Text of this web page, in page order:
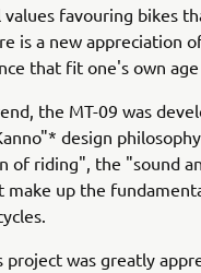
favouring bikes
is a new appreciation
that fit one's own age
the MT-09 was
design
of riding", the "sound
up the
was greatly